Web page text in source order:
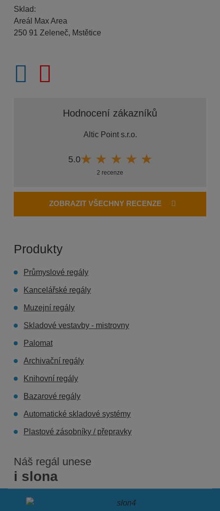
Sklad:
Areál Max Area
250 91 Zeleneč, Mstětice
Hodnocení zákazníků
Altic Point s.r.o.
5.0
2 recenze
ZOBRAZIT VŠECHNY RECENZE
Produkty
Průmyslové regály
Kancelářské regály
Muzejní regály
Skladové vestavby - mistrovny
Palomat
Archivační regály
Knihovní regály
Bazarové regály
Automatické skladové systémy
Plastové zásobníky / přepravky
Náš regál unese
i slona